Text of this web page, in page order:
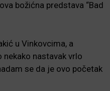
božićna predstava “Bad
u Vinkovcima, a
nastavak vrlo
se da je ovo početak